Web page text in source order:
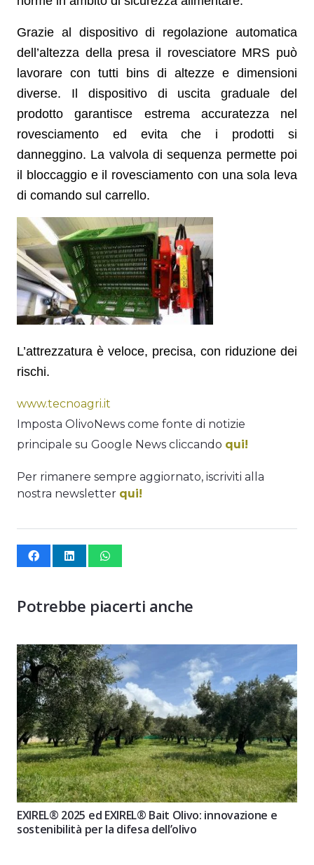
Grazie al dispositivo di regolazione automatica
dell’altezza della presa il rovesciatore MRS può
lavorare con tutti bins di altezze e dimensioni
diverse. Il dispositivo di uscita graduale del
prodotto garantisce estrema accuratezza nel
rovesciamento ed evita che i prodotti si
danneggino. La valvola di sequenza permette poi
il bloccaggio e il rovesciamento con una sola leva
di comando sul carrello.
L’attrezzatura è veloce, precisa, con riduzione dei
rischi.
www.tecnoagri.it
Imposta OlivoNews come fonte di notizie
principale su Google News cliccando qui!
Per rimanere sempre aggiornato, iscriviti alla
nostra newsletter qui!
Potrebbe piacerti anche
EXIREL® 2025 ed EXIREL® Bait Olivo: innovazione e
sostenibilità per la difesa dell’olivo